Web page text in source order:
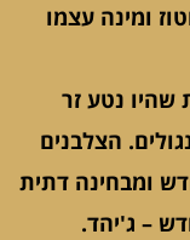
ומינה עצמו
שהיו נטע זר
הצלבנים
ומבחינה דתית
– ג'יהד.